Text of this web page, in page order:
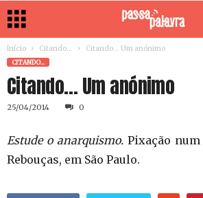
Início Citando... Citando… Um anónimo
CITANDO...
Citando… Um anónimo
25/04/2014 0
Estude o anarquismo. Pixação
Rebouças, em São Paulo.